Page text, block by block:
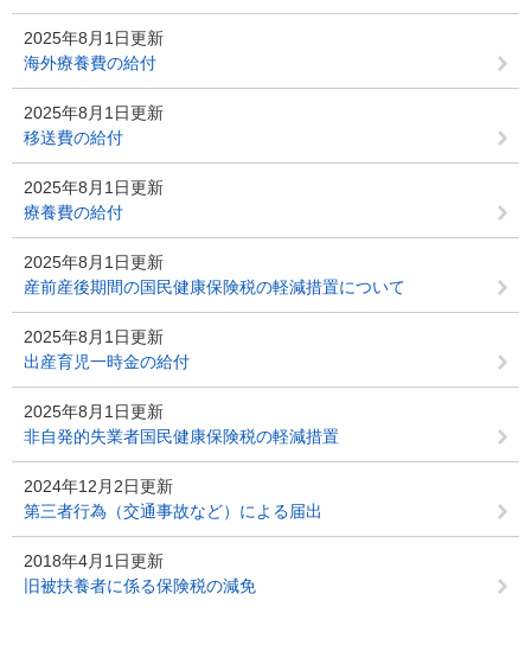
2025年8月1日更新
海外療養費の給付
2025年8月1日更新
移送費の給付
2025年8月1日更新
療養費の給付
2025年8月1日更新
産前産後期間の国民健康保険税の軽減措置について
2025年8月1日更新
出産育児一時金の給付
2025年8月1日更新
非自発的失業者国民健康保険税の軽減措置
2024年12月2日更新
第三者行為（交通事故など）による届出
2018年4月1日更新
旧被扶養者に係る保険税の減免